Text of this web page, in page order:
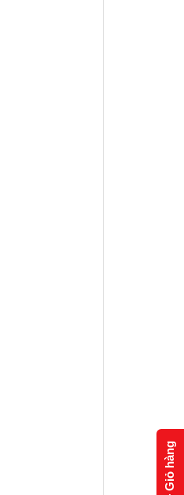
Giỏ hàng